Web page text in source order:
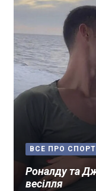
ВСЕ ПРО СПОРТ
Роналду та
весілля